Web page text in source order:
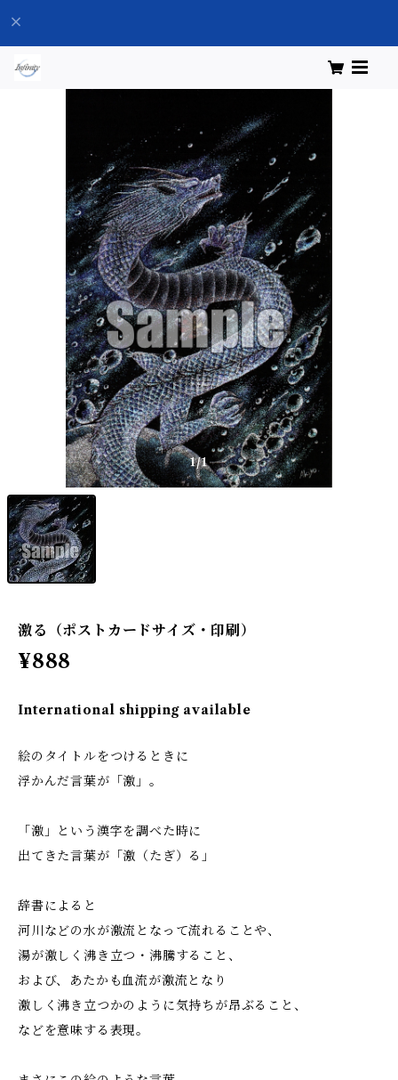
1/1
激る（ポストカードサイズ・印刷）
¥888
International shipping available
絵のタイトルをつけるときに
浮かんだ言葉が「激」。
「激」という漢字を調べた時に
出てきた言葉が「激（たぎ）る」
辞書によると
河川などの水が激流となって流れることや、
湯が激しく沸き立つ・沸騰すること、
および、あたかも血流が激流となり
激しく沸き立つかのように気持ちが昂ぶること、
などを意味する表現。